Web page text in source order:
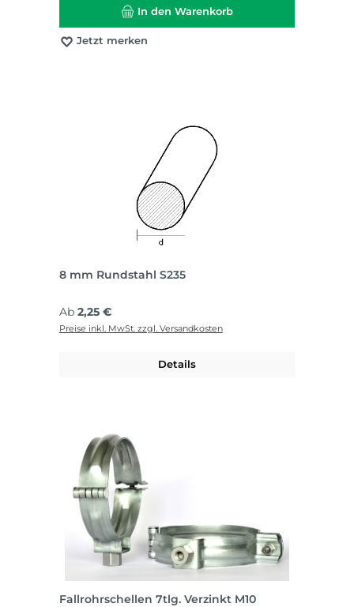
In den Warenkorb
Jetzt merken
8 mm Rundstahl S235
Regulärer Preis:
Ab 2,25 €
Preise inkl. MwSt. zzgl. Versandkosten
Details
Fallrohrschellen 7tlg. Verzinkt M10